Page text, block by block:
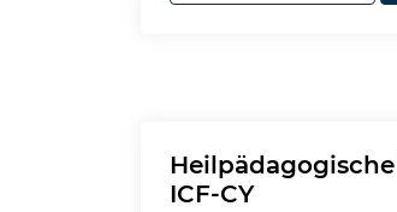
ICF-CY